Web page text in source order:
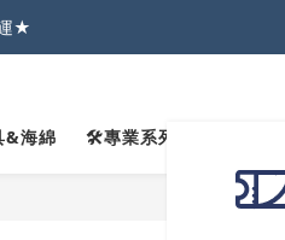
組😎　 ( 查看鍍膜攻略✔ )
組😎　 ( 查看鍍膜攻略✔ )
件88折!!
★
&海綿 🛠️專業系列｜PROFILINE